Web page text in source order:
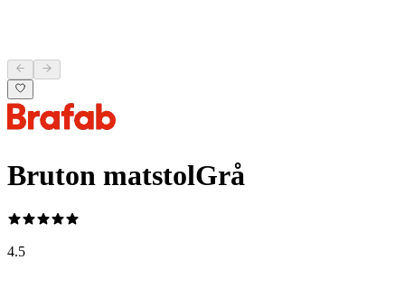
Bruton matstolGrå
4.5